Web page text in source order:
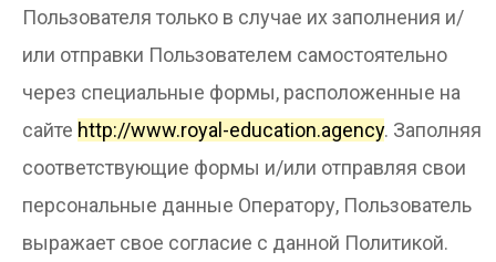
Пользователя только в случае их заполнения и/
или отправки Пользователем самостоятельно
через специальные формы, расположенные на
сайте http://www.royal-education.agency. Заполняя
соответствующие формы и/или отправляя свои
персональные данные Оператору, Пользователь
выражает свое согласие с данной Политикой.